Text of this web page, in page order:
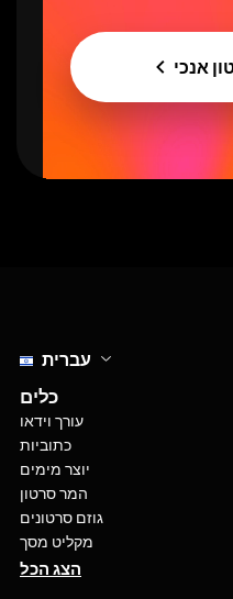
אנכי
עברית
כלים
עורך וידאו
כתוביות
יוצר מימים
המר סרטון
גוזם סרטונים
מקליט מסך
הצג הכל